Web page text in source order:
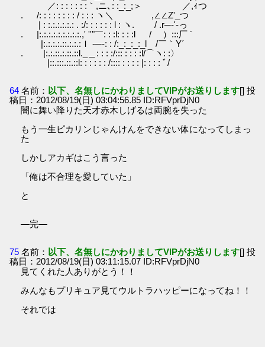
／: : : : : : :｀,ニ､: :_:_;＞ ／,ｨつ
. /: : : : : : : : / : : : ヽ＼ ,∠∠Z'_つ
| : :.:.:.:.:.: . :/: : : : : : l : ヽ. / .r─-'-っ
. |:.:.:.:.:.:.:.:.:.,' ''"￣: : :l: : : :l / ）:::厂 ´
|:.:.:.:.::.:.:.:ｌ -─-: : /:_:_:_:_l /￣｀Y´
. |:.:.::.:.::.::l._＿: : : :/::: : : : :l/⌒ヽ: :〉
|::.:::.::.::l: : : : : : /:::: : : : : |: : : : ﾞ/
64 名前： 以下、名無しにかわりましてVIPがお送りします[] 投
稿日：2012/08/19(日) 03:04:56.85 ID:RFVprDjN0
闇に舞い降りた天才赤木しげるは両腕を失った
もう一生ピカリンじゃんけんをできない体になってしまっ
た
しかしアカギはこう言った
「俺は不合理を愛していた」
と
―完―
75 名前： 以下、名無しにかわりましてVIPがお送りします[] 投
稿日：2012/08/19(日) 03:11:15.07 ID:RFVprDjN0
見てくれた人ありがとう！！
みんなもプリキュア見てウルトラハッピーになってね！！
それでは